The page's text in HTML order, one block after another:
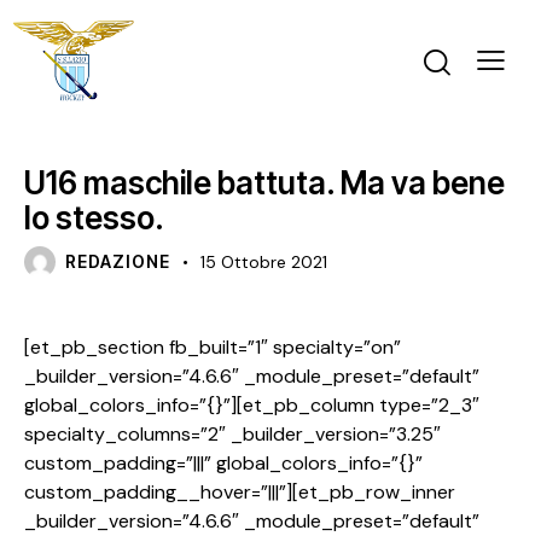
U16 maschile battuta. Ma va bene
lo stesso.
REDAZIONE 15 Ottobre 2021
[et_pb_section fb_built=”1″ specialty=”on”
_builder_version=”4.6.6″ _module_preset=”default”
global_colors_info=”{}”][et_pb_column type=”2_3″
specialty_columns=”2″ _builder_version=”3.25″
custom_padding=”|||” global_colors_info=”{}”
custom_padding__hover=”|||”][et_pb_row_inner
_builder_version=”4.6.6″ _module_preset=”default”